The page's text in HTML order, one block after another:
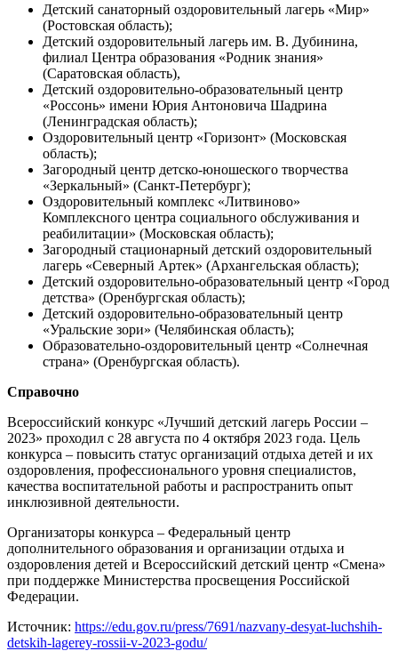
Детский санаторный оздоровительный лагерь «Мир»
(Ростовская область);
Детский оздоровительный лагерь им. В. Дубинина,
филиал Центра образования «Родник знания»
(Саратовская область),
Детский оздоровительно-образовательный центр
«Россонь» имени Юрия Антоновича Шадрина
(Ленинградская область);
Оздоровительный центр «Горизонт» (Московская
область);
Загородный центр детско-юношеского творчества
«Зеркальный» (Санкт-Петербург);
Оздоровительный комплекс «Литвиново»
Комплексного центра социального обслуживания и
реабилитации» (Московская область);
Загородный стационарный детский оздоровительный
лагерь «Северный Артек» (Архангельская область);
Детский оздоровительно-образовательный центр «Город
детства» (Оренбургская область);
Детский оздоровительно-образовательный центр
«Уральские зори» (Челябинская область);
Образовательно-оздоровительный центр «Солнечная
страна» (Оренбургская область).
Справочно
Всероссийский конкурс «Лучший детский лагерь России –
2023» проходил с 28 августа по 4 октября 2023 года. Цель
конкурса – повысить статус организаций отдыха детей и их
оздоровления, профессионального уровня специалистов,
качества воспитательной работы и распространить опыт
инклюзивной деятельности.
Организаторы конкурса – Федеральный центр
дополнительного образования и организации отдыха и
оздоровления детей и Всероссийский детский центр «Смена»
при поддержке Министерства просвещения Российской
Федерации.
Источник: https://edu.gov.ru/press/7691/nazvany-desyat-luchshih-
detskih-lagerey-rossii-v-2023-godu/